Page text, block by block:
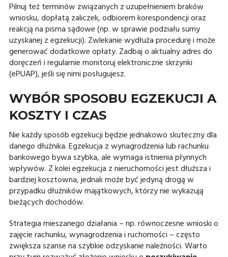
Pilnuj też terminów związanych z uzupełnieniem braków
wniosku, dopłatą zaliczek, odbiorem korespondencji oraz
reakcją na pisma sądowe (np. w sprawie podziału sumy
uzyskanej z egzekucji). Zwlekanie wydłuża procedurę i może
generować dodatkowe opłaty. Zadbaj o aktualny adres do
doręczeń i regularnie monitoruj elektroniczne skrzynki
(ePUAP), jeśli się nimi posługujesz.
WYBÓR SPOSOBU EGZEKUCJI A
KOSZTY I CZAS
Nie każdy sposób egzekucji będzie jednakowo skuteczny dla
danego dłużnika. Egzekucja z wynagrodzenia lub rachunku
bankowego bywa szybka, ale wymaga istnienia płynnych
wpływów. Z kolei egzekucja z nieruchomości jest dłuższa i
bardziej kosztowna, jednak może być jedyną drogą w
przypadku dłużników majątkowych, którzy nie wykazują
bieżących dochodów.
Strategia mieszanego działania – np. równoczesne wnioski o
zajęcie rachunku, wynagrodzenia i ruchomości – często
zwiększa szanse na szybkie odzyskanie należności. Warto